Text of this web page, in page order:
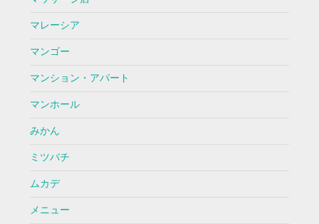
マレーシア
マンゴー
マンション・アパート
マンホール
みかん
ミツバチ
ムカデ
メニュー